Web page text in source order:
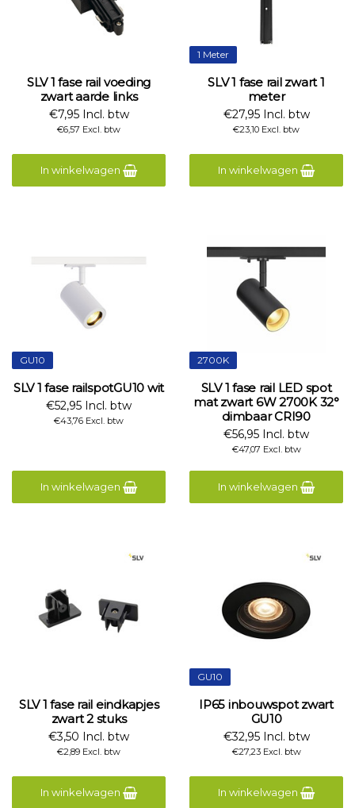
SLV 1 fase rail voeding
zwart aarde links
€7,95 Incl. btw
€6,57 Excl. btw
In winkelwagen
1 Meter
SLV 1 fase rail zwart 1
meter
€27,95 Incl. btw
€23,10 Excl. btw
In winkelwagen
GU10
SLV 1 fase railspotGU10 wit
€52,95 Incl. btw
€43,76 Excl. btw
In winkelwagen
2700K
SLV 1 fase rail LED spot
mat zwart 6W 2700K 32°
dimbaar CRI90
€56,95 Incl. btw
€47,07 Excl. btw
In winkelwagen
SLV 1 fase rail eindkapjes
zwart 2 stuks
€3,50 Incl. btw
€2,89 Excl. btw
In winkelwagen
GU10
IP65 inbouwspot zwart
GU10
€32,95 Incl. btw
€27,23 Excl. btw
In winkelwagen